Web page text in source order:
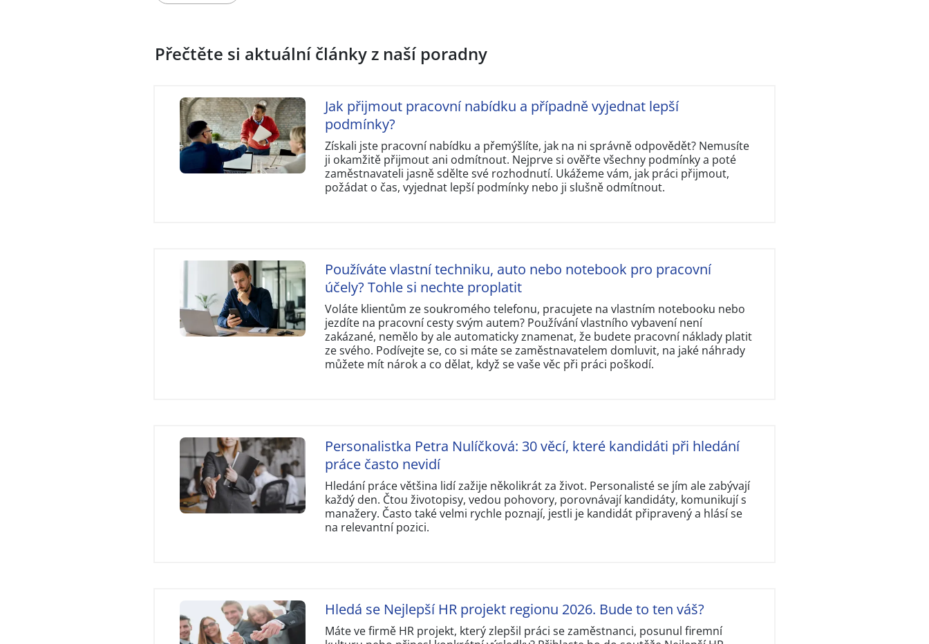
Přečtěte si aktuální články z naší poradny
Jak přijmout pracovní nabídku a případně vyjednat lepší
podmínky?
Získali jste pracovní nabídku a přemýšlíte, jak na ni správně odpovědět? Nemusíte
ji okamžitě přijmout ani odmítnout. Nejprve si ověřte všechny podmínky a poté
zaměstnavateli jasně sdělte své rozhodnutí. Ukážeme vám, jak práci přijmout,
požádat o čas, vyjednat lepší podmínky nebo ji slušně odmítnout.
Používáte vlastní techniku, auto nebo notebook pro pracovní
účely? Tohle si nechte proplatit
Voláte klientům ze soukromého telefonu, pracujete na vlastním notebooku nebo
jezdíte na pracovní cesty svým autem? Používání vlastního vybavení není
zakázané, nemělo by ale automaticky znamenat, že budete pracovní náklady platit
ze svého. Podívejte se, co si máte se zaměstnavatelem domluvit, na jaké náhrady
můžete mít nárok a co dělat, když se vaše věc při práci poškodí.
Personalistka Petra Nulíčková: 30 věcí, které kandidáti při hledání
práce často nevidí
Hledání práce většina lidí zažije několikrát za život. Personalisté se jím ale zabývají
každý den. Čtou životopisy, vedou pohovory, porovnávají kandidáty, komunikují s
manažery. Často také velmi rychle poznají, jestli je kandidát připravený a hlásí se
na relevantní pozici.
Hledá se Nejlepší HR projekt regionu 2026. Bude to ten váš?
Máte ve firmě HR projekt, který zlepšil práci se zaměstnanci, posunul firemní